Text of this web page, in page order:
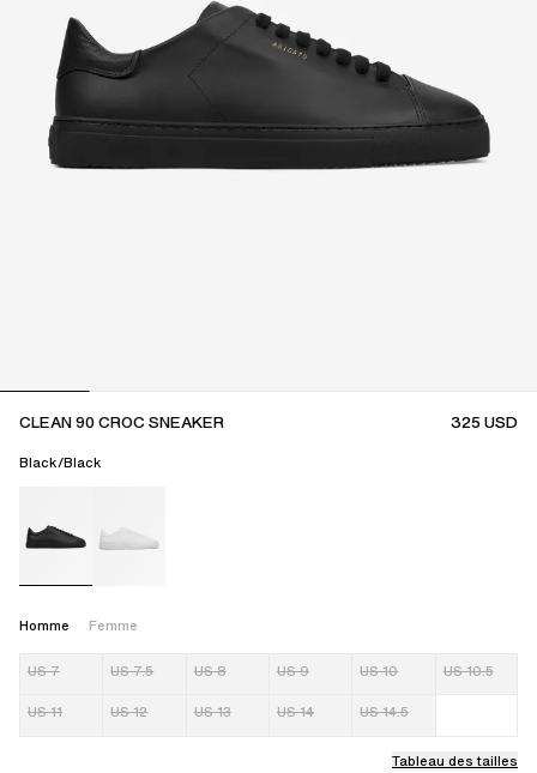
CLEAN 90 CROC SNEAKER 325USD
Black/Black
Homme Femme
US 7 US 7.5 US 8 US 9 US 10 US 10.5
US 11 US 12 US 13 US 14 US 14.5
Tableau des tailles